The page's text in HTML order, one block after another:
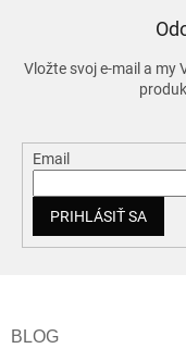
Vložte svoj e-mail a my
Email
PRIHLÁSIŤ SA